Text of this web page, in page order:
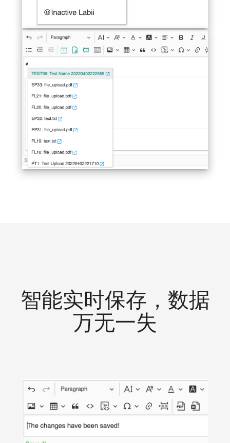
智能实时保存，数据
万无一失